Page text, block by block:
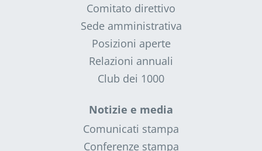
Comitato direttivo
Sede amministrativa
Posizioni aperte
Relazioni annuali
Club dei 1000
Notizie e media
Comunicati stampa
Conferenze stampa